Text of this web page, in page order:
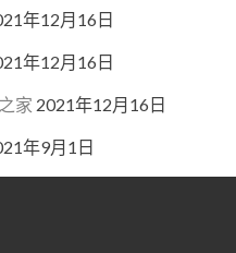
年12月16日
年12月16日
家 2021年12月16日
年9月1日